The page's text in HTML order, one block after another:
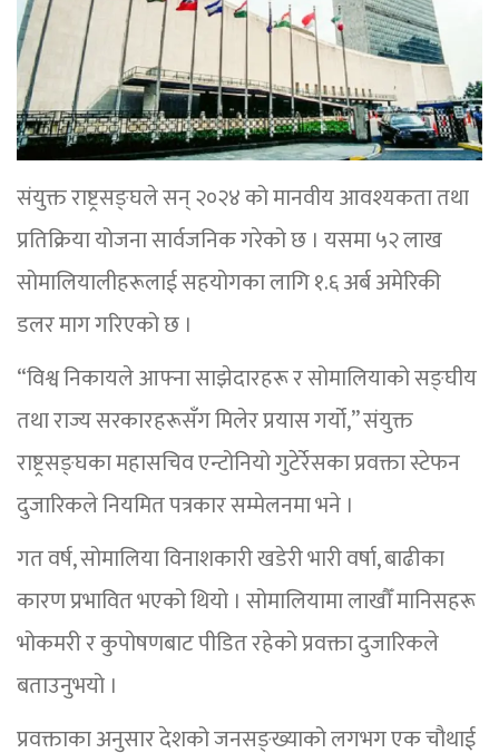
संयुक्त राष्ट्रसङ्घले सन् २०२४ को मानवीय आवश्यकता तथा
प्रतिक्रिया योजना सार्वजनिक गरेको छ । यसमा ५२ लाख
सोमालियालीहरूलाई सहयोगका लागि १.६ अर्ब अमेरिकी
डलर माग गरिएको छ ।
“विश्व निकायले आफ्ना साझेदारहरू र सोमालियाको सङ्घीय
तथा राज्य सरकारहरूसँग मिलेर प्रयास गर्यो,” संयुक्त
राष्ट्रसङ्घका महासचिव एन्टोनियो गुटेर्रेसका प्रवक्ता स्टेफन
दुजारिकले नियमित पत्रकार सम्मेलनमा भने ।
गत वर्ष, सोमालिया विनाशकारी खडेरी भारी वर्षा, बाढीका
कारण प्रभावित भएको थियो । सोमालियामा लाखौँ मानिसहरू
भोकमरी र कुपोषणबाट पीडित रहेको प्रवक्ता दुजारिकले
बताउनुभयो ।
प्रवक्ताका अनुसार देशको जनसङ्ख्याको लगभग एक चौथाई